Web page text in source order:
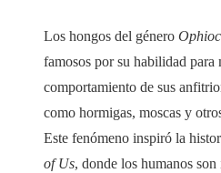
Los hongos del género
famosos por su habilidad para
comportamiento de sus
como hormigas, moscas y
Este fenómeno inspiró la
of Us, donde los humanos